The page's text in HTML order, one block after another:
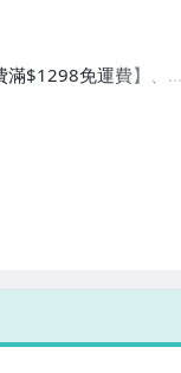
滿$1298免運費】、7-
單件運費$60、滿5件
、滿5件或消費滿